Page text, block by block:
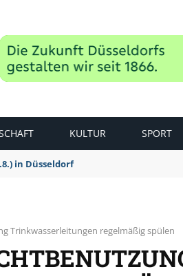
KULTUR SPORT
in Düsseldorf
Trinkwasserleitungen regelmäßig spülen